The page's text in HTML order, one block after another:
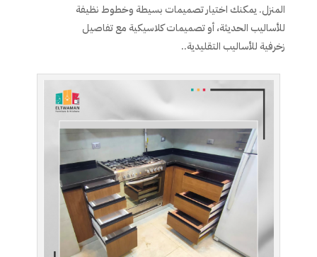
المنزل. يمكنك اختيار تصميمات بسيطة وخطوط نظيفة
للأساليب الحديثة، أو تصميمات كلاسيكية مع تفاصيل
زخرفية للأساليب التقليدية..